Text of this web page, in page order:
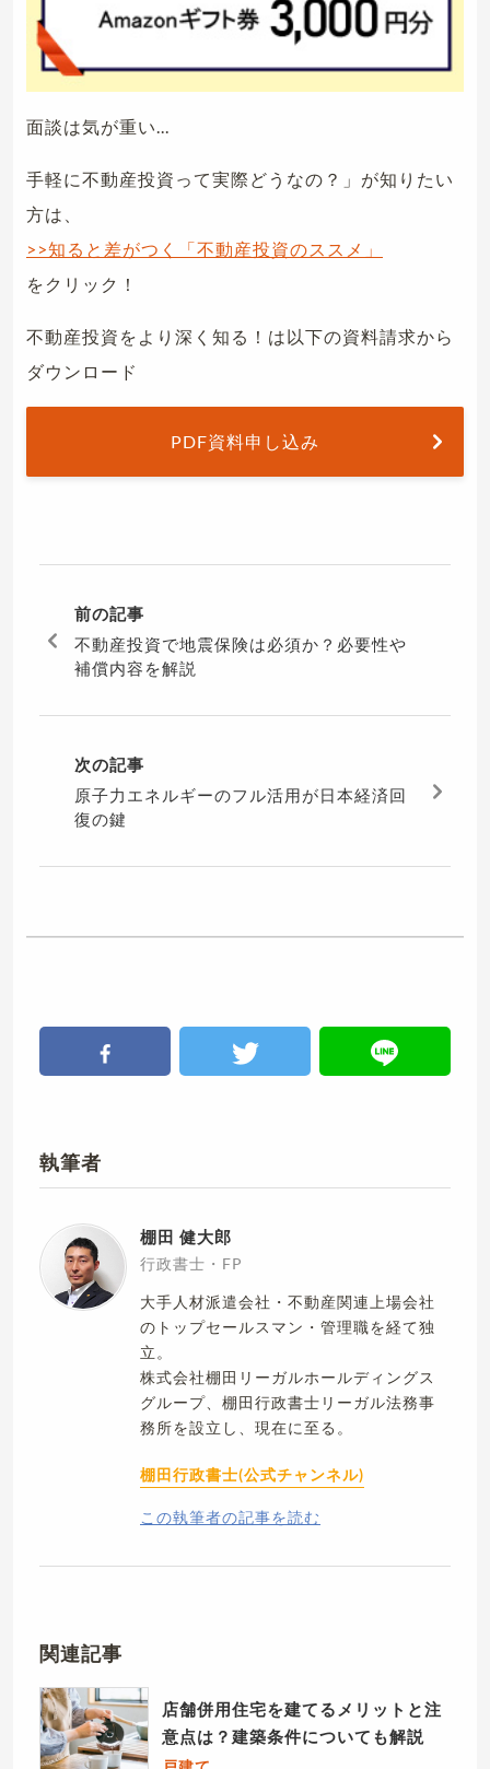
面談は気が重い...
手軽に不動産投資って実際どうなの？」が知りたい
方は、
>>知ると差がつく「不動産投資のススメ」
をクリック！
不動産投資をより深く知る！は以下の資料請求から
ダウンロード
PDF資料申し込み
前の記事
不動産投資で地震保険は必須か？必要性や
補償内容を解説
次の記事
原子力エネルギーのフル活用が日本経済回
復の鍵
執筆者
棚田 健大郎
行政書士・FP
大手人材派遣会社・不動産関連上場会社
のトップセールスマン・管理職を経て独
立。
株式会社棚田リーガルホールディングス
グループ、棚田行政書士リーガル法務事
務所を設立し、現在に至る。
棚田行政書士(公式チャンネル)
この執筆者の記事を読む
関連記事
店舗併用住宅を建てるメリットと注
意点は？建築条件についても解説